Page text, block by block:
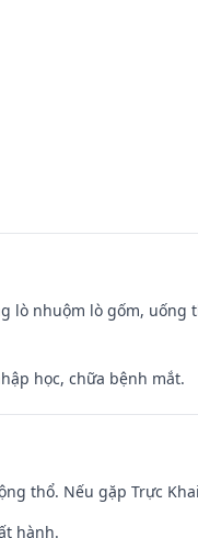
lò nhuộm lò gốm,
học, chữa bệnh mắt.
thổ. Nếu gặp Trực
hành.